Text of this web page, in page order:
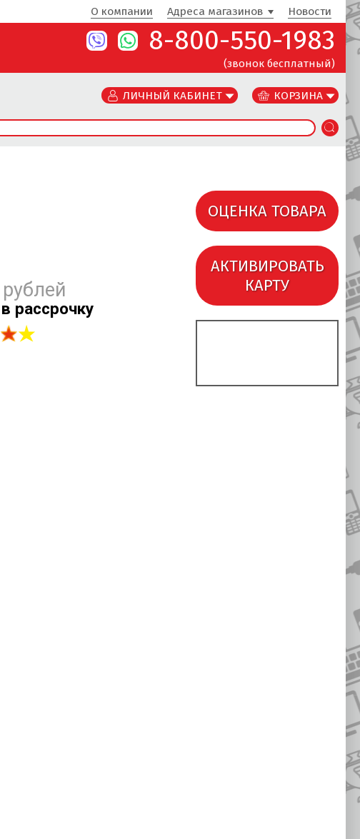
Новости
Адреса магазинов
О компании
8-800-550-1983
(звонок бесплатный)
КОРЗИНА
ЛИЧНЫЙ КАБИНЕТ
рублей
рассрочку
ОЦЕНКА ТОВАРА
АКТИВИРОВАТЬ
КАРТУ